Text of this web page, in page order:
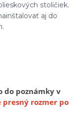
stoličiek.
aj do
do poznámky v
rozmer po